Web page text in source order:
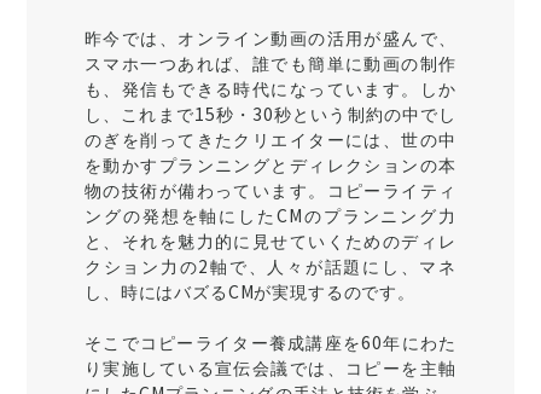
昨今では、オンライン動画の活用が盛んで、
スマホ一つあれば、誰でも簡単に動画の制作
も、発信もできる時代になっています。しか
し、これまで15秒・30秒という制約の中でし
のぎを削ってきたクリエイターには、世の中
を動かすプランニングとディレクションの本
物の技術が備わっています。コピーライティ
ングの発想を軸にしたCMのプランニング力
と、それを魅力的に見せていくためのディレ
クション力の2軸で、人々が話題にし、マネ
し、時にはバズるCMが実現するのです。
そこでコピーライター養成講座を60年にわた
り実施している宣伝会議では、コピーを主軸